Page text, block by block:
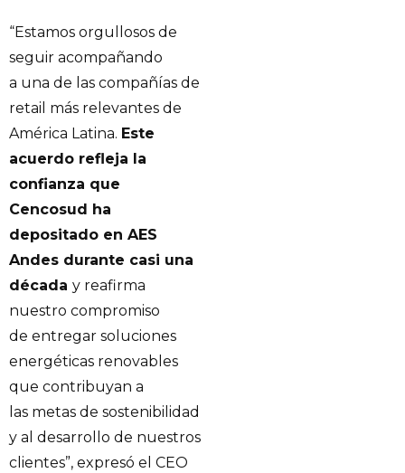
“Estamos orgullosos de
seguir acompañando
a una de las compañías de
retail más relevantes de
América Latina. Este
acuerdo refleja la
confianza que
Cencosud ha
depositado en AES
Andes durante casi una
década y reafirma
nuestro compromiso
de entregar soluciones
energéticas renovables
que contribuyan a
las metas de sostenibilidad
y al desarrollo de nuestros
clientes”, expresó el CEO